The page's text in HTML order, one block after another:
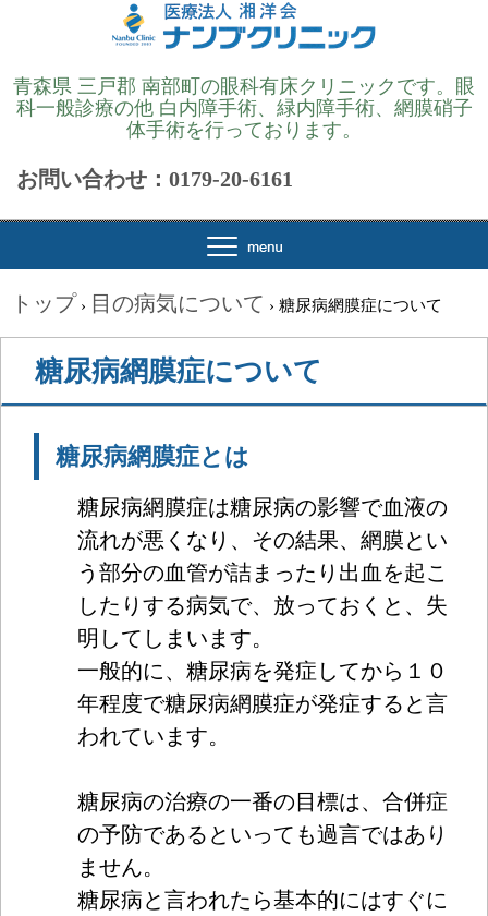
青森県 三戸郡 南部町の眼科有床クリニックです。眼
科一般診療の他 白内障手術、緑内障手術、網膜硝子
体手術を行っております。
お問い合わせ：0179-20-6161
トップ › 目の病気について › 糖尿病網膜症について
糖尿病網膜症について
糖尿病網膜症とは
糖尿病網膜症は糖尿病の影響で血液の
流れが悪くなり、その結果、網膜とい
う 部分の血管が詰まったり出血を起こ
した りする病気で、放っておくと、失
明して しまいます。
一般的に、糖尿病を発症してから１０
年程度で糖尿病網膜症が発症すると言
われています。
糖尿病の治療の一番の目標は、合併症
の予防であるといっても過言ではあり
ません。
糖尿病と言われたら基本的にはすぐに